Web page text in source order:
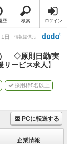
歴 検索 ログイン
日 情報提供元
） ◇原則日勤/実
ービス求人】
採用枠5名以上
PCに転送する
企業情報